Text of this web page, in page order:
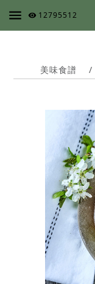
12795512
美味食譜 /